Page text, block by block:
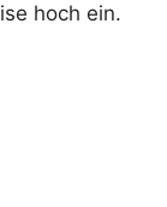
hoch ein.